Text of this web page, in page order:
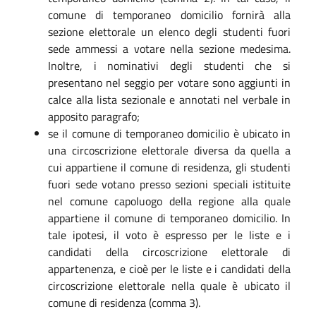
comune di temporaneo domicilio fornirà alla
sezione elettorale un elenco degli studenti fuori
sede ammessi a votare nella sezione medesima.
Inoltre, i nominativi degli studenti che si
presentano nel seggio per votare sono aggiunti in
calce alla lista sezionale e annotati nel verbale in
apposito paragrafo;
se il comune di temporaneo domicilio è ubicato in
una circoscrizione elettorale diversa da quella a
cui appartiene il comune di residenza, gli studenti
fuori sede votano presso sezioni speciali istituite
nel comune capoluogo della regione alla quale
appartiene il comune di temporaneo domicilio. In
tale ipotesi, il voto è espresso per le liste e i
candidati della circoscrizione elettorale di
appartenenza, e cioè per le liste e i candidati della
circoscrizione elettorale nella quale è ubicato il
comune di residenza (comma 3).